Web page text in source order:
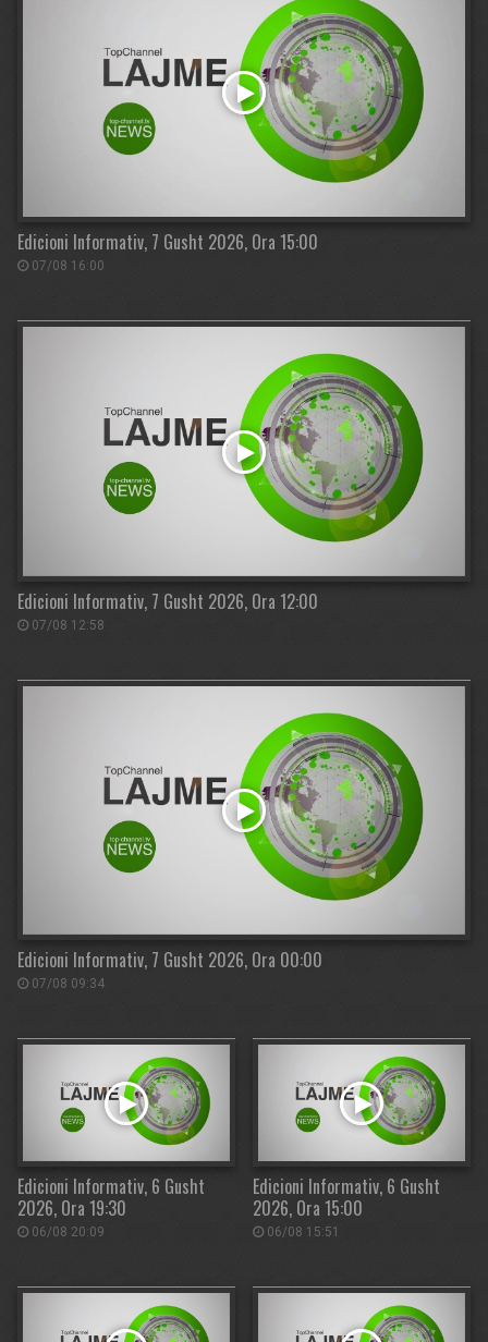
Edicioni Informativ, 7 Gusht 2026, Ora 15:00
07/08 16:00
Edicioni Informativ, 7 Gusht 2026, Ora 12:00
07/08 12:58
Edicioni Informativ, 7 Gusht 2026, Ora 00:00
07/08 09:34
Edicioni Informativ, 6 Gusht
2026, Ora 19:30
06/08 20:09
Edicioni Informativ, 6 Gusht
2026, Ora 15:00
06/08 15:51